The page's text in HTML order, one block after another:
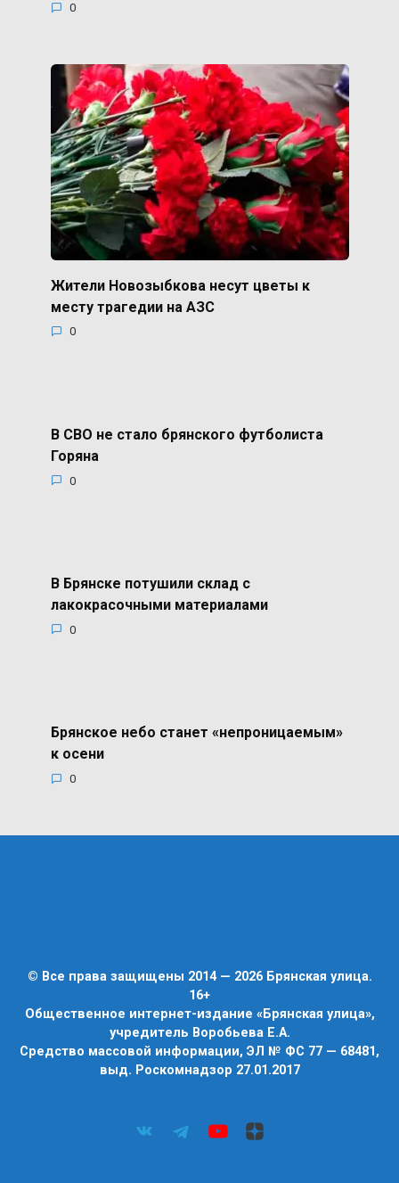
0
Жители Новозыбкова несут цветы к
месту трагедии на АЗС
0
В СВО не стало брянского футболиста
Горяна
0
В Брянске потушили склад с
лакокрасочными материалами
0
Брянское небо станет «непроницаемым»
к осени
0
© Все права защищены 2014 — 2026 Брянская улица.
16+
Общественное интернет-издание «Брянская улица»,
учредитель Воробьева Е.А.
Средство массовой информации, ЭЛ № ФС 77 — 68481,
выд. Роскомнадзор 27.01.2017